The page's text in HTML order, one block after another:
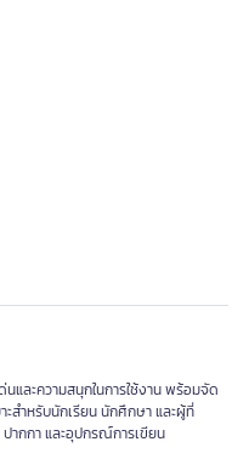
และความสนุกในการใช้งาน พร้อมจัด
สำหรับนักเรียน นักศึกษา และผู้ที่
ากกา และอุปกรณ์การเขียน